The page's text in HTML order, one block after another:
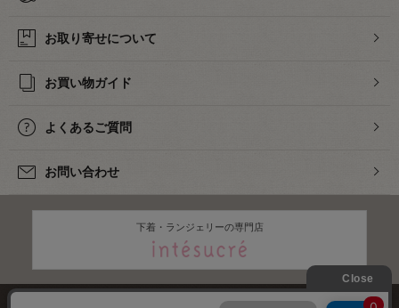
お取り寄せについて
お買い物ガイド
よくあるご質問
お問い合わせ
下着・ランジェリーの専門店